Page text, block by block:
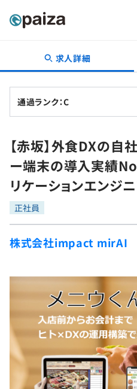
転職・キャリア
転職成功ガイド
転職エージェント
インタビュー
転職成功ガイド
新卒就活
求人検索
本選考
インターン
新卒エージェント
イベント・セミナー
インタビュー
就活成功ガイド
学習
問題集
4択課題
リファレンス
個人向けプラン
プログラミング言語
再チャレンジ結果一覧
ゲーム・マンガ
求人詳細
通過ランク：C
【赤坂】外食DXの自
ー端末の導入実績
リケーションエンジ
正社員
株式会社impact mirAI